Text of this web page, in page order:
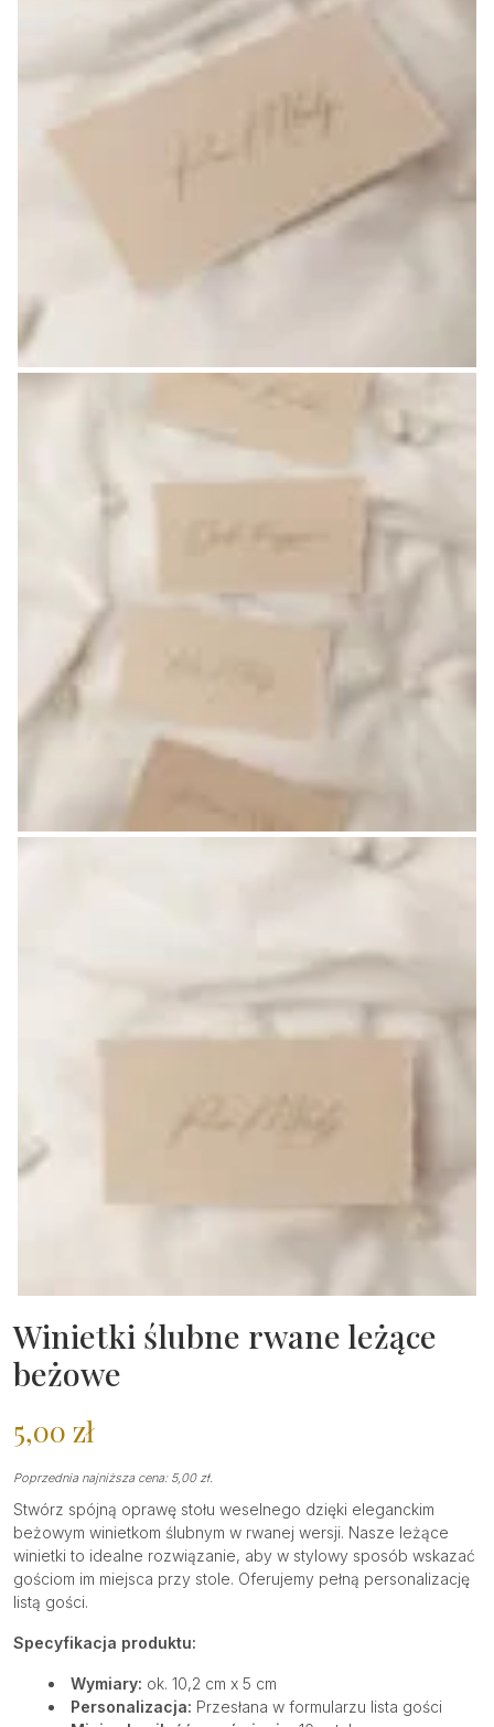
Winietki ślubne rwane leżące
beżowe
5,00 zł
Poprzednia najniższa cena: 5,00 zł.
Stwórz spójną oprawę stołu weselnego dzięki eleganckim
beżowym winietkom ślubnym w rwanej wersji. Nasze leżące
winietki to idealne rozwiązanie, aby w stylowy sposób wskazać
gościom im miejsca przy stole. Oferujemy pełną personalizację
listą gości.
Specyfikacja produktu:
Wymiary: ok. 10,2 cm x 5 cm
Personalizacja: Przesłana w formularzu lista gości